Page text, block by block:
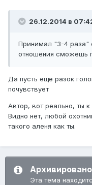
26.12.2014 в
Принимал "3-4 раза"
отношения сможешь
Да пусть еще разок
почувствует
Автор, вот реально, ты
Видно нет, любой
такого аленя как ты.
Архивировано
Эта тема